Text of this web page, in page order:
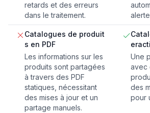
retards et des erreurs
dans le traitement.
Catalogues de produit
s en PDF
Les informations sur les
produits sont partagées
à travers des PDF
statiques, nécessitant
des mises à jour et un
partage manuels.
Une
avec
des
pour